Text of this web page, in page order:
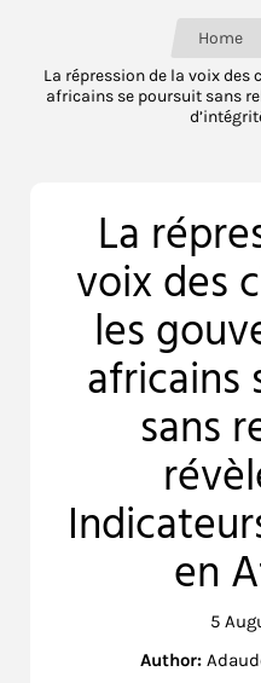
Home
La répression de la voix des
africains se poursuit sans
La
voix des
les
africains
sans
en
5
Author: